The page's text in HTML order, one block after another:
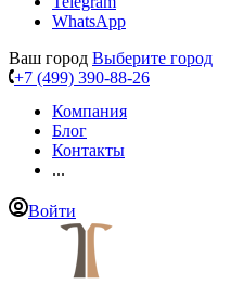
WhatsApp
Ваш город Выберите город
+7 (499) 390-88-26
Компания
Блог
Контакты
...
Войти